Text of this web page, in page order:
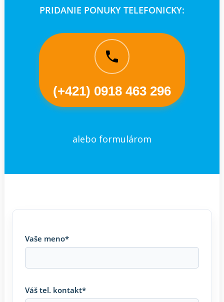
PRIDANIE PONUKY TELEFONICKY:
(+421) 0918 463 296
alebo formulárom
Vaše meno*
Váš tel. kontakt*